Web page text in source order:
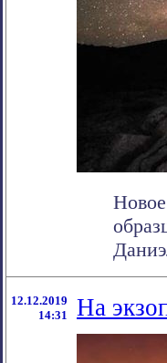
12.12.2019
14:31
На